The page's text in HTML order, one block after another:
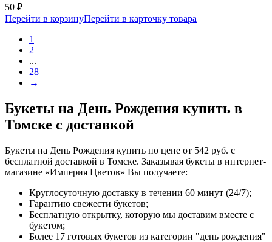
50 ₽
Перейти в корзинуПерейти в карточку товара
1
2
...
28
→
Букеты на День Рождения купить в
Томске с доставкой
Букеты на День Рождения купить по цене от 542 руб. с
бесплатной доставкой в Томске. Заказывая букеты в интернет-
магазине «Империя Цветов» Вы получаете:
Круглосуточную доставку в течении 60 минут (24/7);
Гарантию свежести букетов;
Бесплатную открытку, которую мы доставим вместе с
букетом;
Более 17 готовых букетов из категории "день рождения"